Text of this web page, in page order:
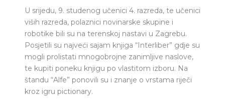
U srijedu, 9. studenog učenici 4. razreda, te učenici
viših razreda, polaznici novinarske skupine i
robotike bili su na terenskoj nastavi u Zagrebu.
Posjetili su najveći sajam knjiga “Interliber” gdje su
mogli prolistati mnogobrojne zanimljive naslove,
te kupiti poneku knjigu po vlastitom izboru. Na
štandu “Alfe” ponovili su i znanje o vrstama riječi
kroz igru pictionary.